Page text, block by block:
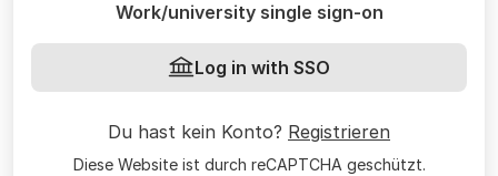
Work/university single sign-on
Log in with SSO
Du hast kein Konto? Registrieren
Diese Website ist durch reCAPTCHA geschützt.